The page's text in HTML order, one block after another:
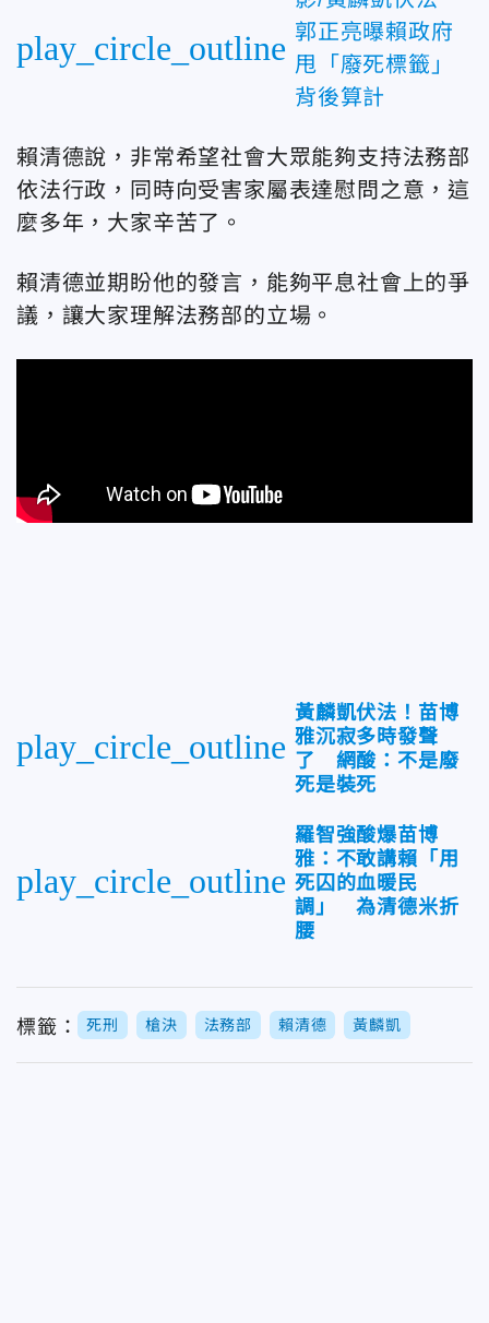
play_circle_outline 郭正亮曝賴政府
甩「廢死標籤」
背後算計
賴清德說，非常希望社會大眾能夠支持法務部
依法行政，同時向受害家屬表達慰問之意，這
麼多年，大家辛苦了。
賴清德並期盼他的發言，能夠平息社會上的爭
議，讓大家理解法務部的立場。
play_circle_outline
黃麟凱伏法！苗博
雅沉寂多時發聲
了 網酸：不是廢
死是裝死
play_circle_outline
羅智強酸爆苗博
雅：不敢講賴「用
死囚的血暖民
調」 為清德米折
腰
標籤： 死刑 槍決 法務部 賴清德 黃麟凱